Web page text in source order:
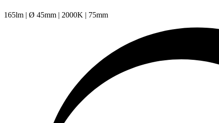
165lm | Ø 45mm | 2000K | 75mm